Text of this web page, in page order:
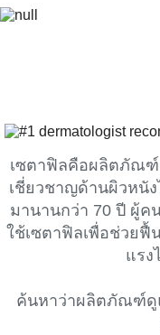
เซตาฟิลคือผลิตภัณฑ์
เชี่ยวชาญด้านผิวหนั
มานานกว่า 70 ปี ผู้ค
ใช้เซตาฟิลเพื่อช่วยฟื้
แรง
ค้นหาว่าผลิตภัณฑ์ดู